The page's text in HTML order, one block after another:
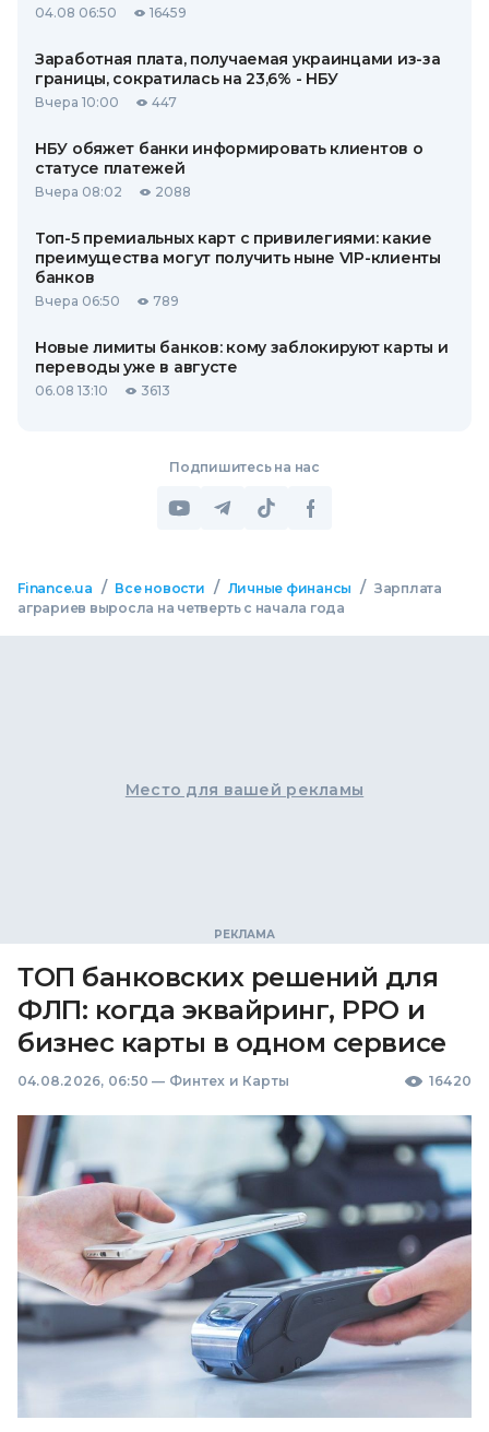
04.08 06:50 16459
Заработная плата, получаемая украинцами из-за
границы, сократилась на 23,6% - НБУ
Вчера 10:00 447
НБУ обяжет банки информировать клиентов о
статусе платежей
Вчера 08:02 2088
Топ-5 премиальных карт с привилегиями: какие
преимущества могут получить ныне VIP-клиенты
банков
Вчера 06:50 789
Новые лимиты банков: кому заблокируют карты и
переводы уже в августе
06.08 13:10 3613
Подпишитесь на нас
Finance.ua / Все новости / Личные финансы / Зарплата
аграриев выросла на четверть с начала года
Место для вашей рекламы
ТОП банковских решений для
ФЛП: когда эквайринг, РРО и
бизнес карты в одном сервисе
04.08.2026, 06:50 — Финтех и Карты 16420